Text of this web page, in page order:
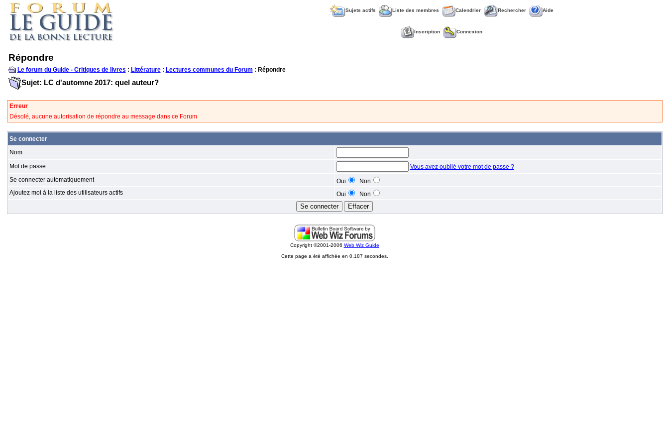
Sujets actifs Liste des membres Calendrier Rechercher Aide
Inscription Connexion
Répondre
Le forum du Guide - Critiques de livres : Littérature: Lectures communes du Forum : Répondre
Sujet: LC d'automne 2017: quel auteur?
Erreur
Désolé, aucune autorisation de répondre au message dans ce Forum
Se connecter
Nom
Mot de passe
Vous avez oublié votre mot de passe ?
Se connecter automatiquement
Oui
Non
Ajoutez moi à la liste des utilisateurs actifs
Oui Non
Copyright ©2001-2006 Web Wiz Guide
Cette page a été affichée en 0.187 secondes.